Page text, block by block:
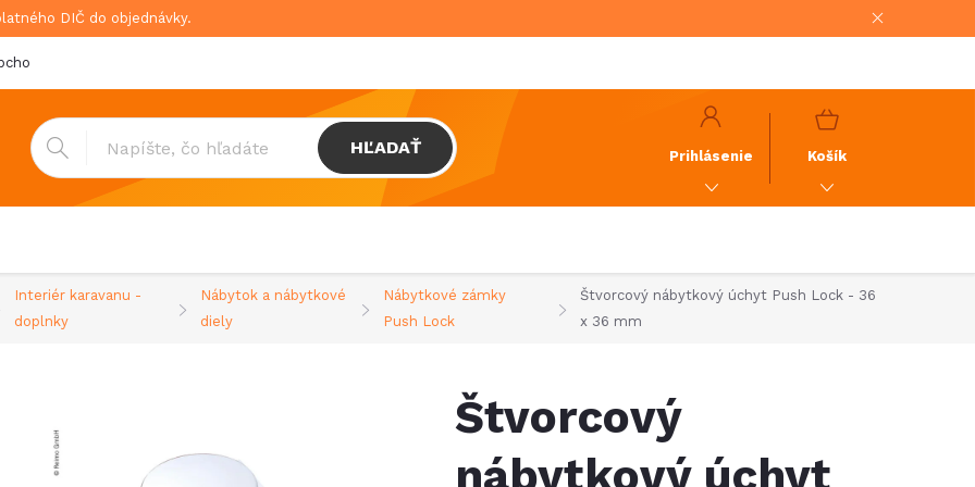
DIČ do objednávky.
podmienky
HĽADAŤ Prihlásenie
NÁKUPNÝ
Košík
Interiér karavanu -
doplnky
Nábytok a nábytkové
diely
Nábytkové zámky
Push Lock
Štvorcový nábytkový úchyt Push Lock - 36
x 36 mm
Štvorcový
nábytkový úchyt